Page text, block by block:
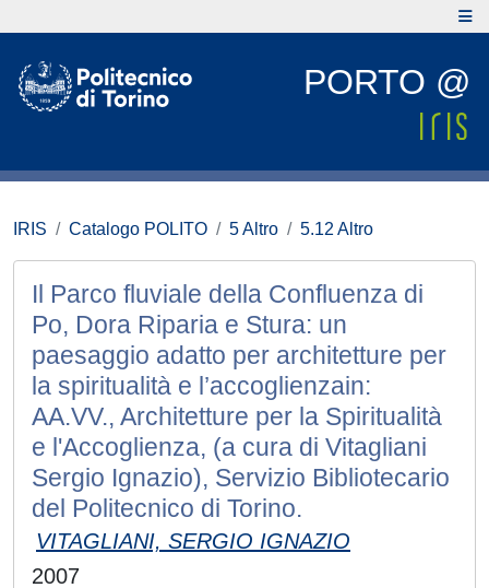
PORTO @
IRIS Catalogo POLITO 5 Altro 5.12 Altro
Il Parco fluviale della Confluenza di
Po, Dora Riparia e Stura: un
paesaggio adatto per architetture per
la spiritualità e l’accoglienzain:
AA.VV., Architetture per la Spiritualità
e l'Accoglienza, (a cura di Vitagliani
Sergio Ignazio), Servizio Bibliotecario
del Politecnico di Torino.
VITAGLIANI, SERGIO IGNAZIO
2007